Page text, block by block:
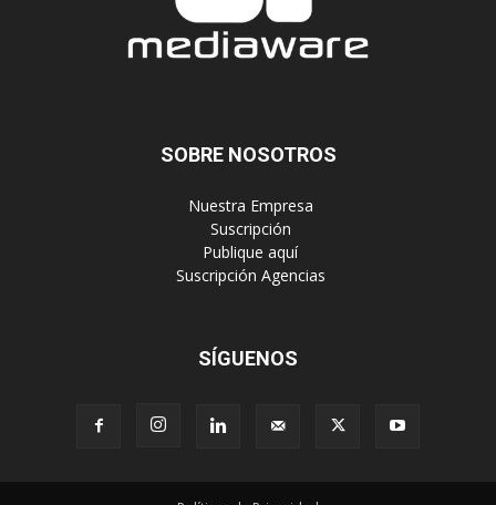
SOBRE NOSOTROS
‎ Nuestra Empresa
‎ Suscripción
‎ Publique aquí
‎ Suscripción Agencias
SÍGUENOS